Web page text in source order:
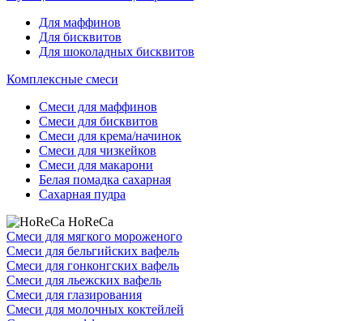
Для маффинов
Для бисквитов
Для шоколадных бисквитов
Комплексные смеси
Смеси для маффинов
Смеси для бисквитов
Смеси для крема/начинок
Смеси для чизкейков
Смеси для макарони
Белая помадка сахарная
Сахарная пудра
HoReCa
Смеси для мягкого мороженого
Смеси для бельгийских вафель
Смеси для гонконгских вафель
Смеси для льежских вафель
Смеси для глазирования
Смеси для молочных коктейлей